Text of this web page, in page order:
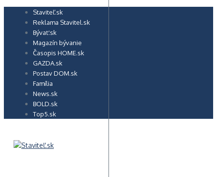
Preskočiť
Staviteľ.sk
Reklama Stavitel.sk
Bývať.sk
Magazín bývanie
Časopis HOME.sk
GAZDA.sk
Postav DOM.sk
Família
News.sk
BOLD.sk
Top5.sk